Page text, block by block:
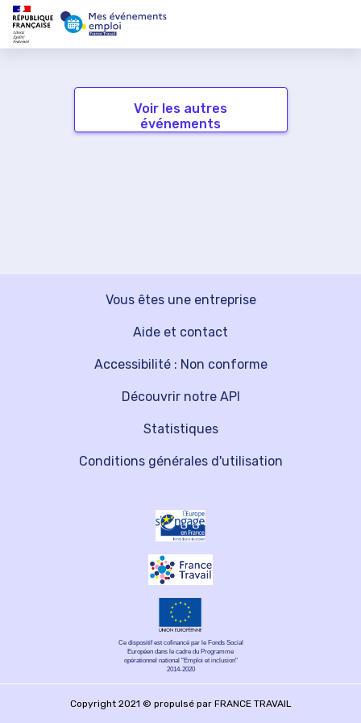
Voir les autres
événements
Vous êtes une entreprise
Découvrir notre API
Aide et contact
Statistiques
Accessibilité : Non conforme
Conditions générales d'utilisation
Ce dispositif est cofinancé par le Fonds Social
Européen dans le cadre du Programme
opérationnel national "Emploi et inclusion"
2014-2020
Copyright 2021 © propulsé par FRANCE TRAVAIL